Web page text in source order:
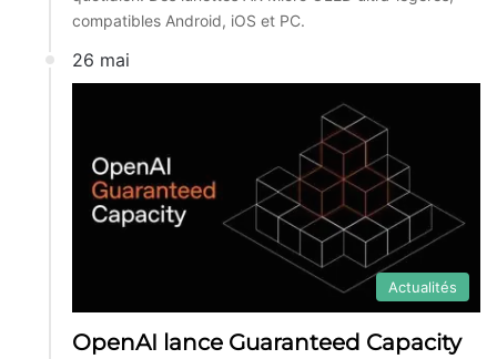
compatibles Android, iOS et PC.
26 mai
Actualités
OpenAI lance Guaranteed Capacity